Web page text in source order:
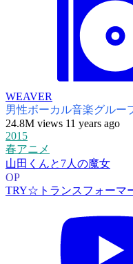
WEAVER
男性ボーカル音楽グルー
24.8M views 11 years ago
2015
春アニメ
山田くんと7人の魔女
OP
TRY☆トランスフォーマ